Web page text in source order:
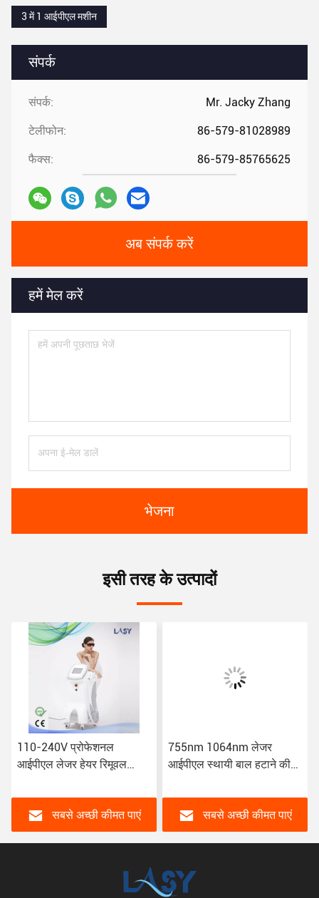
संपर्क
संपर्क: Mr. Jacky Zhang
टेलीफोन: 86-579-81028989
फैक्स: 86-579-85765625
अब संपर्क करें
हमें मेल करें
भेजना
3 में 1 आईपीएल मशीन
इसी तरह के उत्पादों
110-240V प्रोफेशनल
आईपीएल लेजर हेयर रिमूवल
सबसे अच्छी कीमत पाएं
755nm 1064nm लेजर
आईपीएल स्थायी बाल हटाने की
सबसे अच्छी कीमत पाएं